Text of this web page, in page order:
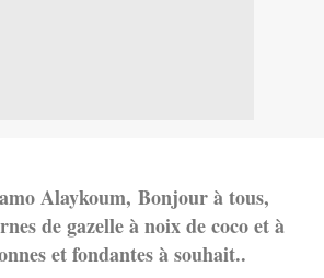
Alaykoum, Bonjour à tous,
de gazelle à noix de coco et à
et fondantes à souhait..